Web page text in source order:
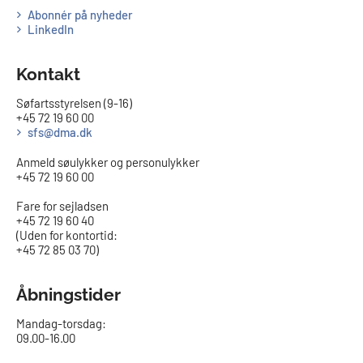
Abonnér på nyheder
LinkedIn
Kontakt
Søfartsstyrelsen (9-16)
+45 72 19 60 00
sfs@dma.dk
Anmeld søulykker og personulykker
+45 72 19 60 00
Fare for sejladsen
+45 72 19 60 40
(Uden for kontortid:
+45 72 85 03 70)
Åbningstider
Mandag-torsdag:
09.00-16.00​